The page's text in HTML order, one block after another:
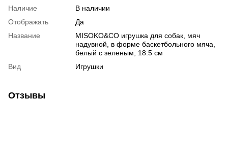
Наличие
В наличии
Отображать
Да
Название
MISOKO&CO игрушка для собак, мяч
надувной, в форме баскетбольного мяча,
белый с зеленым, 18.5 см
Вид
Игрушки
Отзывы